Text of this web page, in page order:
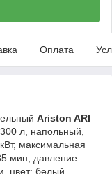
Оплата
Ariston ARI
л, напольный,
максимальная
мин, давление
цвет: белый.